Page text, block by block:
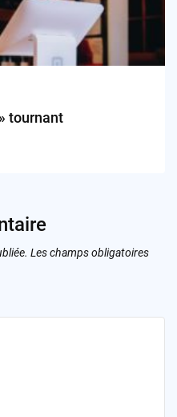
tournant
Les champs obligatoires